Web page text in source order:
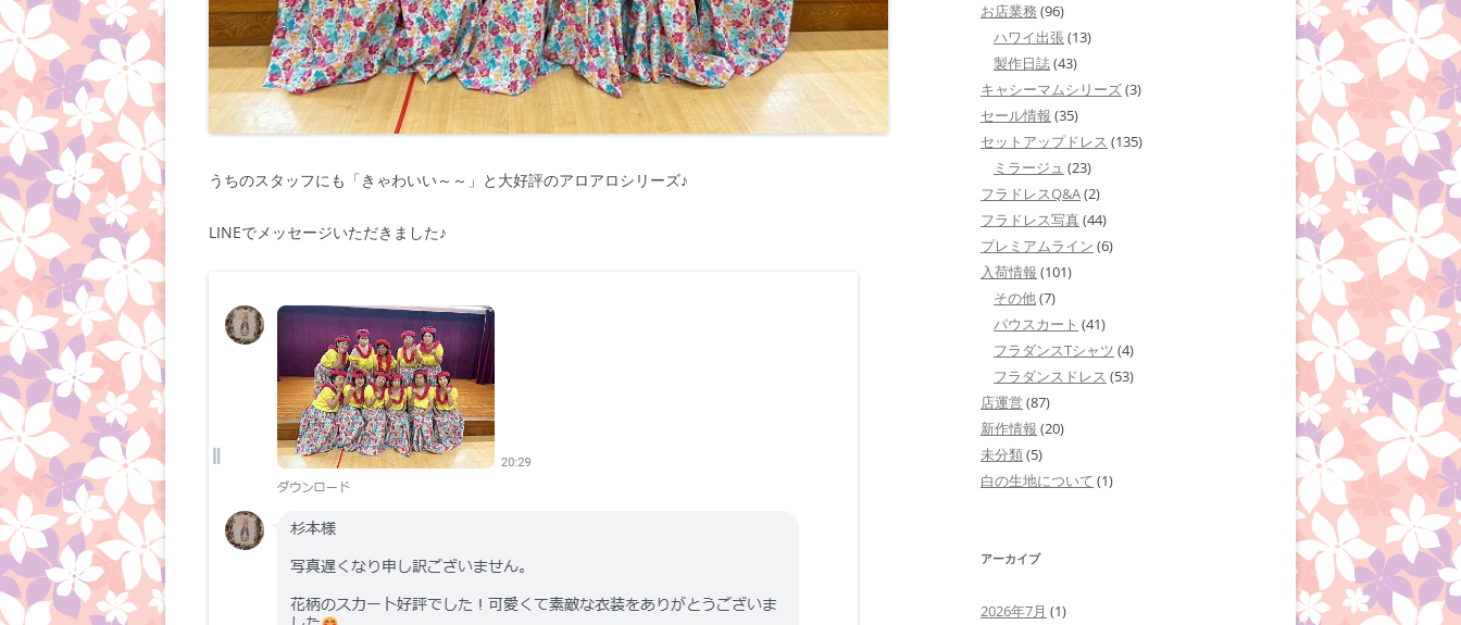
うちのスタッフにも「きゃわいい～～」と大好評のアロアロシリーズ♪
LINEでメッセージいただきました♪
お店業務 (96)
ハワイ出張(13)
製作日誌(43)
キャシーマムシリーズ(3)
セール情報 (35)
セットアップドレス (135)
ミラージュ (23)
フラドレスQ&A(2)
フラドレス写真(44)
プレミアムライン (6)
入荷情報 (101)
その他(7)
パウスカート (41)
フラダンスTシャツ (4)
フラダンスドレス (53)
店運営(87)
新作情報 (20)
未分類(5)
白の生地について (1)
アーカイブ
2026年7月 (1)